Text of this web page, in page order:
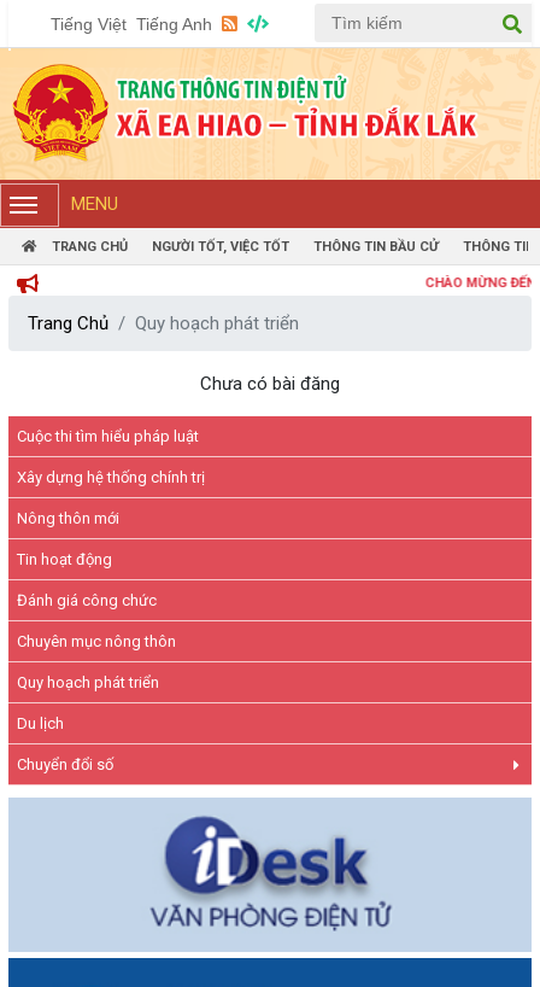
Tiếng Việt Tiếng Anh
MENU
TRANG CHỦ NGƯỜI TỐT, VIỆC TỐT THÔNG TIN BẦU CỬ THÔNG TIN
CHÀO MỪNG ĐẾN
Cuộc thi tìm hiểu pháp luật
Xây dựng hệ thống chính trị
Nông thôn mới
Tin hoạt động
Đánh giá công chức
Chuyên mục nông thôn
Quy hoạch phát triển
Du lịch
Chuyển đổi số
Trang Chủ Quy hoạch phát triển
Chưa có bài đăng